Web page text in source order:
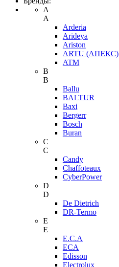
A
A
Arderia
Arideya
Ariston
ARTU (АПЕКС)
ATM
B
B
Ballu
BALTUR
Baxi
Bergerr
Bosch
Buran
C
C
Candy
Chaffoteaux
CyberPower
D
D
De Dietrich
DR-Termo
E
E
E.C.A
ECA
Edisson
Electrolux